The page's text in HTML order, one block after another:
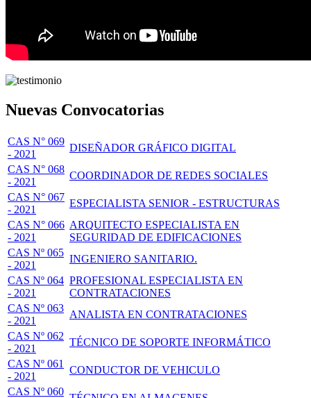
Nuevas Convocatorias
CAS N° 069
- 2021
DISEÑADOR GRÁFICO DIGITAL
CAS N° 068
- 2021
COORDINADOR DE REDES SOCIALES
CAS N° 067
- 2021
ESPECIALISTA SENIOR - ESTRUCTURAS
CAS N° 066
- 2021
ARQUITECTO ESPECIALISTA EN
SEGURIDAD DE EDIFICACIONES
CAS Nº 065
- 2021
INGENIERO SANITARIO.
CAS Nº 064
- 2021
PROFESIONAL ESPECIALISTA EN
CONTRATACIONES
CAS Nº 063
- 2021
ANALISTA EN CONTRATACIONES
CAS Nº 062
- 2021
TÉCNICO DE SOPORTE INFORMÁTICO
CAS Nº 061
- 2021
CONDUCTOR DE VEHICULO
CAS Nº 060